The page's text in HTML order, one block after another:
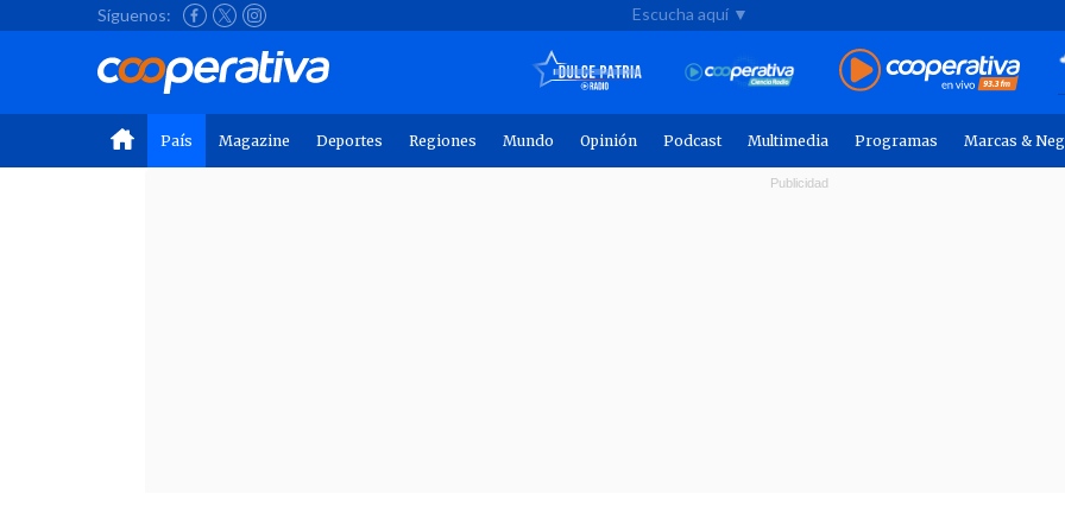
Síguenos: Escucha aquí ▼
País Magazine Deportes Regiones Mundo Opinión Podcast Multimedia Programas Marcas &